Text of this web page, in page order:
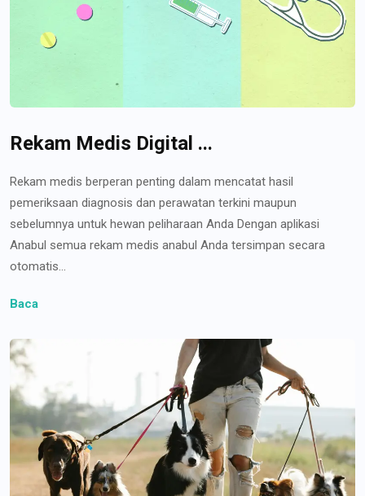
Rekam Medis Digital ...
Rekam medis berperan penting dalam mencatat hasil
pemeriksaan diagnosis dan perawatan terkini maupun
sebelumnya untuk hewan peliharaan Anda Dengan aplikasi
Anabul semua rekam medis anabul Anda tersimpan secara
otomatis...
Baca